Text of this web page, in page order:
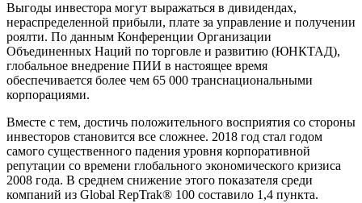
Выгоды инвестора могут выражаться в дивидендах,
нераспределенной прибыли, плате за управление и получении
роялти. По данным Конференции Организации
Объединенных Наций по торговле и развитию (ЮНКТАД),
глобальное внедрение ПИИ в настоящее время
обеспечивается более чем 65 000 транснациональными
корпорациями.
Вместе с тем, достичь положительного восприятия со стороны
инвесторов становится все сложнее. 2018 год стал годом
самого существенного падения уровня корпоративной
репутации со времени глобального экономического кризиса
2008 года. В среднем снижение этого показателя среди
компаний из Global RepTrak® 100 составило 1,4 пункта.